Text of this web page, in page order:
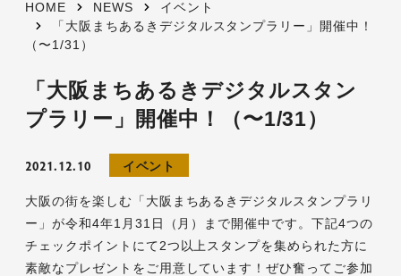
HOME NEWS
イベント
「大阪まちあるきデジタルスタンプラリー」開催中！
（〜1/31）
「大阪まちあるきデジタルスタン
プラリー」開催中！（〜1/31）
2021.12.10 イベント
大阪の街を楽しむ「大阪まちあるきデジタルスタンプラリ
ー」が令和4年1月31日（月）まで開催中です。下記4つの
チェックポイントにて2つ以上スタンプを集められた方に
素敵なプレゼントをご用意しています！ぜひ奮ってご参加